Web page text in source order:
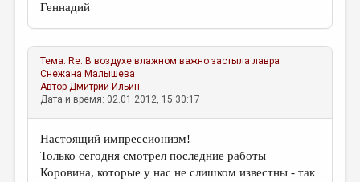
ТРЕДИАКОВСКИЙ
ВКОНТАКТЕ
Геннадий
Тема: Re: В воздухе влажном важно застыла лавра
Снежана Малышева
АвторДмитрий Ильин
Дата и время: 02.01.2012, 15:30:17
Настоящий импрессионизм!
Только сегодня смотрел последние работы
Коровина, которые у нас не слишком известны - так